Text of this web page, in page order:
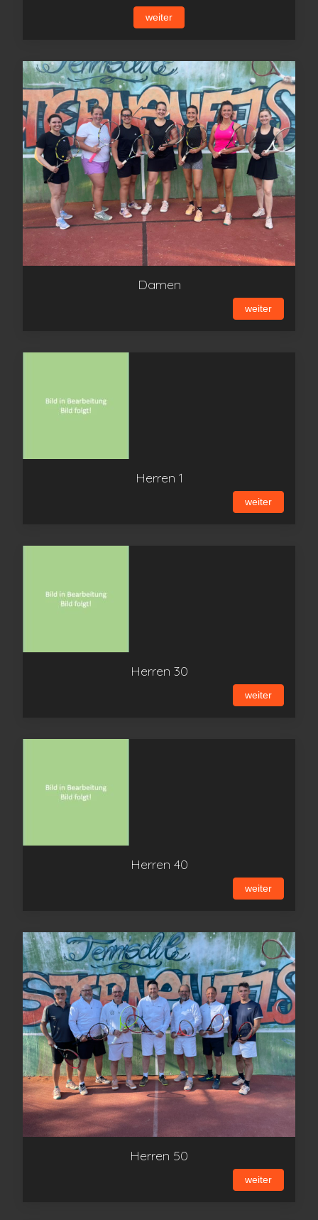
weiter
Damen
weiter
Herren 1
weiter
Herren 30
weiter
Herren 40
weiter
Herren 50
weiter